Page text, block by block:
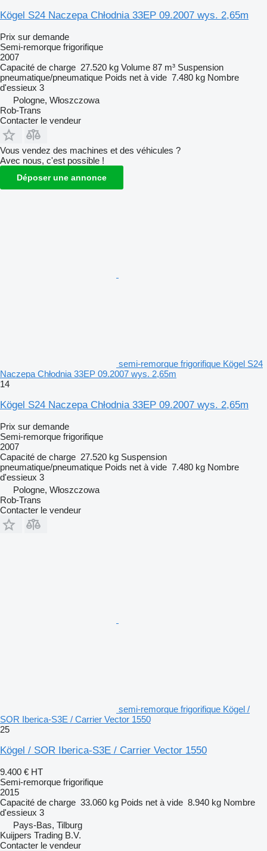
Kögel S24 Naczepa Chłodnia 33EP 09.2007 wys. 2,65m
Prix sur demande
Semi-remorque frigorifique
2007
Capacité de charge 27.520 kg Volume 87 m³ Suspension
pneumatique/pneumatique Poids net à vide 7.480 kg Nombre
d'essieux 3
Pologne, Włoszczowa
Rob-Trans
Contacter le vendeur
Vous vendez des machines et des véhicules ?
Avec nous, c'est possible !
Déposer une annonce
semi-remorque frigorifique Kögel S24
Naczepa Chłodnia 33EP 09.2007 wys. 2,65m
14
Kögel S24 Naczepa Chłodnia 33EP 09.2007 wys. 2,65m
Prix sur demande
Semi-remorque frigorifique
2007
Capacité de charge 27.520 kg Suspension
pneumatique/pneumatique Poids net à vide 7.480 kg Nombre
d'essieux 3
Pologne, Włoszczowa
Rob-Trans
Contacter le vendeur
semi-remorque frigorifique Kögel /
SOR Iberica-S3E / Carrier Vector 1550
25
Kögel / SOR Iberica-S3E / Carrier Vector 1550
9.400 € HT
Semi-remorque frigorifique
2015
Capacité de charge 33.060 kg Poids net à vide 8.940 kg Nombre
d'essieux 3
Pays-Bas, Tilburg
Kuijpers Trading B.V.
Contacter le vendeur